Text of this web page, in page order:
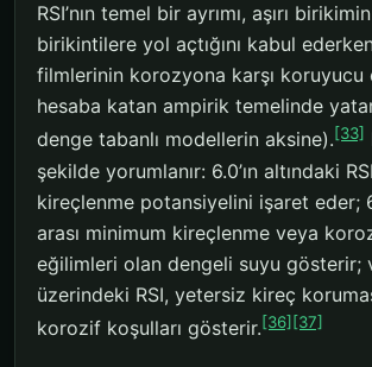
RSI’nın temel bir ayrımı, aşırı
birikintilere yol açtığını kabul
filmlerinin korozyona karşı koruyucu
hesaba katan ampirik temelinde
denge tabanlı modellerin aksine).[33]
şekilde yorumlanır: 6.0’ın altındaki
kireçlenme potansiyelini işaret eder;
arası minimum kireçlenme veya
eğilimleri olan dengeli suyu gösterir;
üzerindeki RSI, yetersiz kireç
korozif koşulları gösterir.[36] [37]